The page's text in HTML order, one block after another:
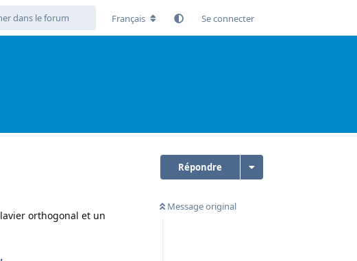
Français Se connecter
Répondre
Message original
orthogonal et un